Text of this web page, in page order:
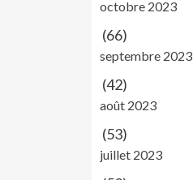
octobre 2023
(66)
septembre 2023
(42)
août 2023
(53)
juillet 2023